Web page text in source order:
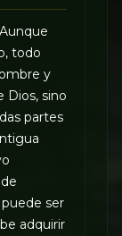
todo
y
Dios, sino
partes
ser
adquirir